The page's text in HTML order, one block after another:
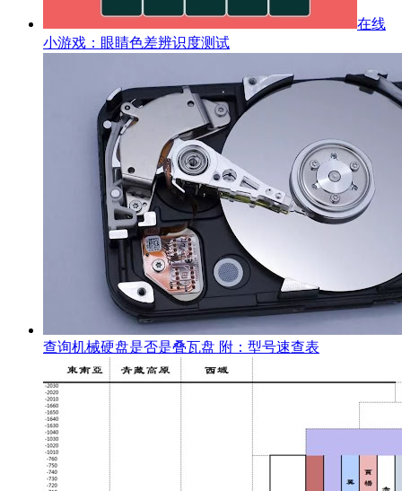
在线
小游戏：眼睛色差辨识度测试
查询机械硬盘是否是叠瓦盘 附：型号速查表